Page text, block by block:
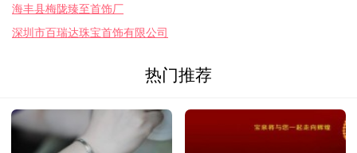
海丰县梅陇臻至首饰厂
深圳市百瑞达珠宝首饰有限公司
热门推荐